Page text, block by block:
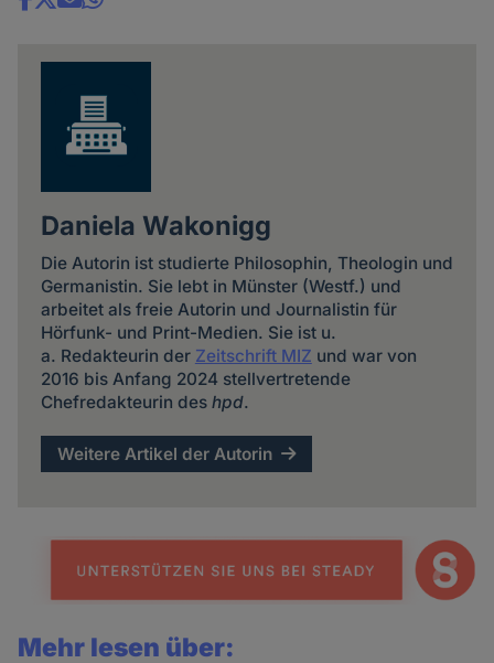
Share
Daniela Wakonigg
Die Autorin ist studierte Philosophin, Theologin und
Germanistin. Sie lebt in Münster (Westf.) und
arbeitet als freie Autorin und Journalistin für
Hörfunk- und Print-Medien. Sie ist u.
a. Redakteurin der Zeitschrift MIZ und war von
2016 bis Anfang 2024 stellvertretende
Chefredakteurin des hpd.
Weitere Artikel der Autorin
Mehr lesen über: